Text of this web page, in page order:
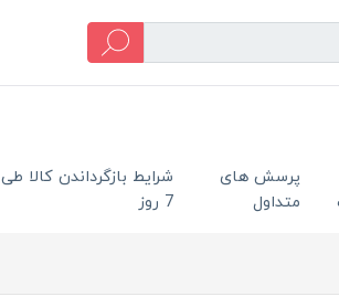
پرسش های
متداول
شرایط بازگرداندن کالا طی
7 روز